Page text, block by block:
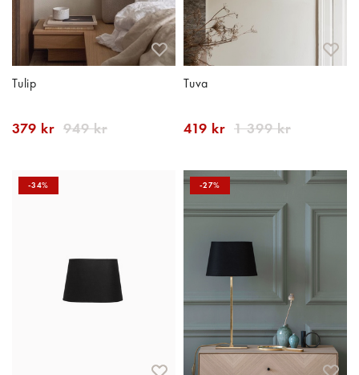
Tulip
379 kr 949 kr
Tuva
419 kr 1 399 kr
-34% -27%